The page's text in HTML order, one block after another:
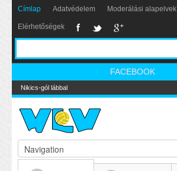
Címlap Adatvédelem Moderálási alapelvek
Elérhetőségek
FACEBOOK
Nikics-gól lábbal